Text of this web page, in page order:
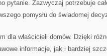
pytanie. Zazwyczaj potrzebuje
pomysłu do świadomej
dla właścicieli domów. Dzięki
informacje, jak i bardziej